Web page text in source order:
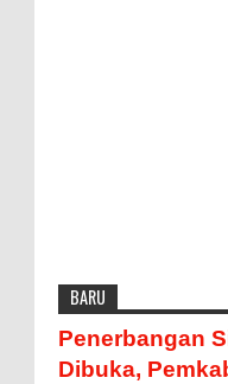
BARU
Penerbangan
Dibuka,